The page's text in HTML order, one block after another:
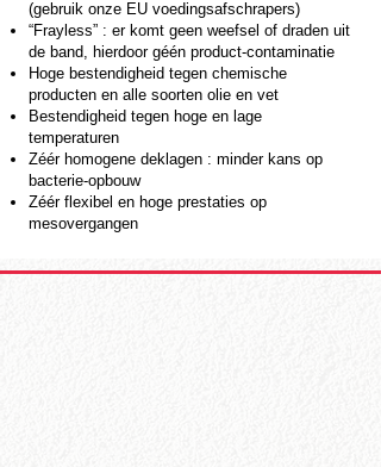
(gebruik onze EU voedingsafschrapers)
“Frayless” : er komt geen weefsel of draden uit
de band, hierdoor géén product-contaminatie
Hoge bestendigheid tegen chemische
producten en alle soorten olie en vet
Bestendigheid tegen hoge en lage
temperaturen
Zéér homogene deklagen : minder kans op
bacterie-opbouw
Zéér flexibel en hoge prestaties op
mesovergangen